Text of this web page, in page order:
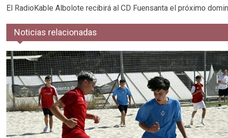
El RadioKable Albolote recibirá al CD Fuensanta el próximo
Noticias relacionadas